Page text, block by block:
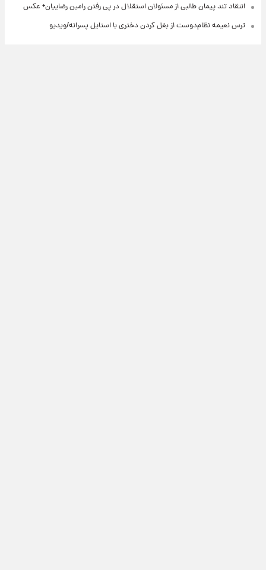
انتقاد تند پیمان طالبی از مسئولان استقلال در پی رفتن رامین رضاییان+ عکس
ترس نعیمه نظام‌دوست از بغل کردن دختری با استایل پسرانه/ویدیو